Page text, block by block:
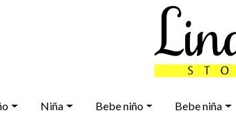
Niña Bebe niño Bebe niña